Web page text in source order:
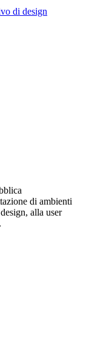
di design
di ambienti
alla user